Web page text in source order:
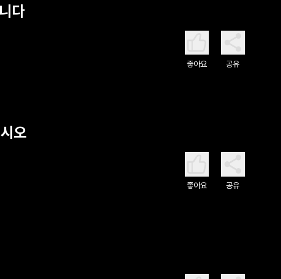
다
좋아요 공유
오
좋아요 공유